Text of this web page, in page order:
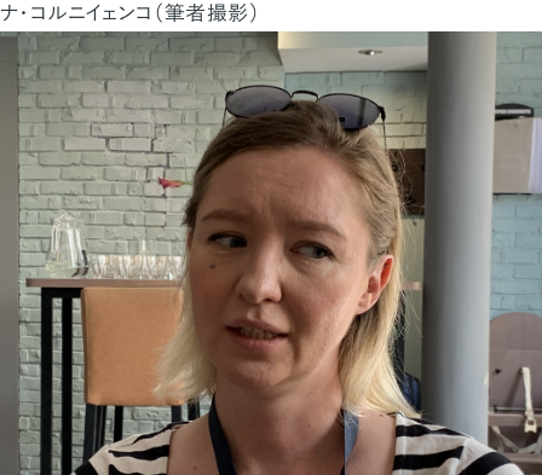
ナ・コルニイェンコ（筆者撮影）